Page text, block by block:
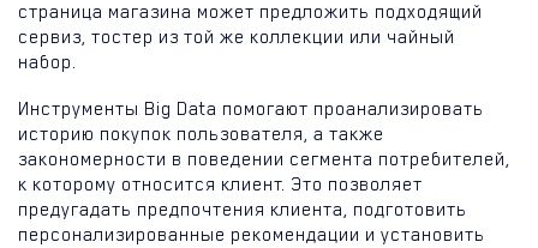
страница магазина может предложить подходящий
сервиз, тостер из той же коллекции или чайный
набор.
Инструменты Big Data помогают проанализировать
историю покупок пользователя, а также
закономерности в поведении сегмента потребителей,
к которому относится клиент. Это позволяет
предугадать предпочтения клиента, подготовить
персонализированные рекомендации и установить